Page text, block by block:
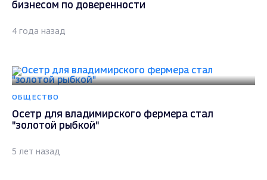
бизнесом по доверенности
4 года назад
ОБЩЕСТВО
Осетр для владимирского фермера стал
"золотой рыбкой"
5 лет назад